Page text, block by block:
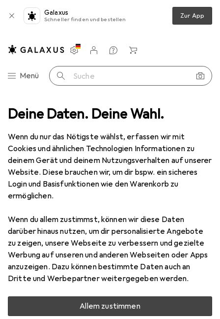
Deine Daten. Deine Wahl.
Wenn du nur das Nötigste wählst, erfassen wir mit
Cookies und ähnlichen Technologien Informationen zu
deinem Gerät und deinem Nutzungsverhalten auf unserer
Website. Diese brauchen wir, um dir bspw. ein sicheres
Login und Basisfunktionen wie den Warenkorb zu
ermöglichen.
Wenn du allem zustimmst, können wir diese Daten
darüber hinaus nutzen, um dir personalisierte Angebote
zu zeigen, unsere Webseite zu verbessern und gezielte
Werbung auf unseren und anderen Webseiten oder Apps
anzuzeigen. Dazu können bestimmte Daten auch an
Dritte und Werbepartner weitergegeben werden.
Allem zustimmen
Galaxus
Schneller finden und bestellen Zur App
Navigation nach Kategorien
Menü Suche
Einstellungen
Kundenkonto
Vergleichslisten
Merklisten
Warenkorb
Objekte Deko Figuren + Skulpturen FT Lichterkette 20 LEDs
4 Bilder
MENGENRABATT
FTLichterkette 20 LEDs
Preis in EUR inkl. MwSt.
EUR
9,81
1
Bewertungen Marke
Mehr von FT